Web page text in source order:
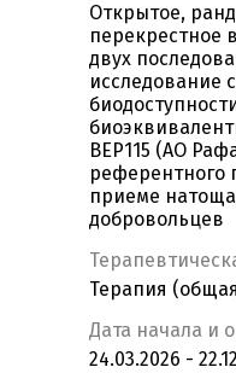
Открытое,
перекрестное
двух
исследование
BEP115 (АО
референтного
приеме
добровольцев
Терапия
Дата начала и
24.03.2026 -